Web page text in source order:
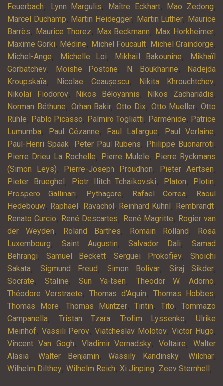
Feuerbach, Lynn Margulis, Maître Eckhart, Mao Zedong,
Marcel Duchamp, Martin Heidegger, Martin Luther, Maurice
Barrès, Maurice Thorez, Max Beckmann, Max Horkheimer,
Maxime Gorki, Médine, Michel Foucault, Michel Graindorge,
Michel-Ange, Michelle Loi, Mikhaïl Bakounine,
Mikhaïl
Gorbatchev, Moishe Postone, N. Boukharine,
Nadejda
Kroupskaïa, Nicolae Ceaușescu, Nikita Khrouchtchev,
Nikolaï Fiodorov, Nikos Béloyannis, Níkos Zachariádis,
Norman Béthune, Orhan Bakir, Otto Dix, Otto Mueller, Otto
Rühle, Pablo Picasso, Palmiro Togliatti, Parménide, Patrice
Lumumba, Paul Cézanne, Paul Lafargue, Paul Verlaine,
Paul-Henri Spaak, Peter Paul Rubens, Philippe Buonarroti,
Pierre Drieu La Rochelle, Pierre Mulele,
Pierre Ryckmans
(Simon Leys), Pierre-Joseph Proudhon, Pieter Aertsen,
Pieter Brueghel , Piotr Ilitch Tchaïkovski, Platon, Plotin,
Prospero Gallinari, Pythagore, Rafael Correa,
Raoul
Hedebouw, Raphaël , Ravachol , Reinhard Kühnl , Rembrandt,
Renato Curcio, René Descartes, René Magritte, Rogier van
der Weyden, Roland Barthes, Romain Rolland ,
Rosa
Luxembourg, Saint Augustin,Salvador Dali,Samad
Behrangi,Samuel Beckett,Sergueï Prokofiev,Shoichi
Sakata, Sigmund Freud , Simon Bolivar, Siraj Sikder,
Socrate, Staline,Sun Ya-tsen, Theodor W. Adorno,
Théodore Verstraete, Thomas d’Aquin, Thomas Hobbes,
Thomas More, Thomas Müntzer, Tintin, Tito, Tommazo
Campanella, Tristan Tzara,Trofim Lyssenko,Ulrike
Meinhof, Vassili Perov,Viatcheslav Molotov,Victor Hugo,
Vincent Van Gogh, Vladimir Vernadsky,Voltaire,Walter
Alasia, Walter Benjamin,Wassily Kandinsky,Wilchar,
Wilhelm Dilthey, Wilhelm Reich, Xi Jinping, Zeev Sternhell ,